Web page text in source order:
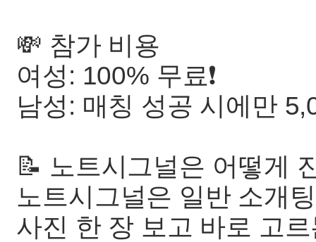
💸 참가 비용
여성: 100% 무료❗️
남성: 매칭 성공 시에만
📝 노트시그널은 어떻게
노트시그널은 일반 소개
사진 한 장 보고 바로 고